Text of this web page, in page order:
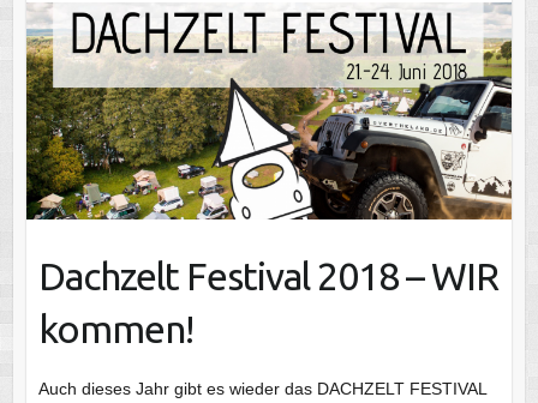
Dachzelt Festival 2018 – WIR
kommen!
Auch dieses Jahr gibt es wieder das DACHZELT FESTIVAL